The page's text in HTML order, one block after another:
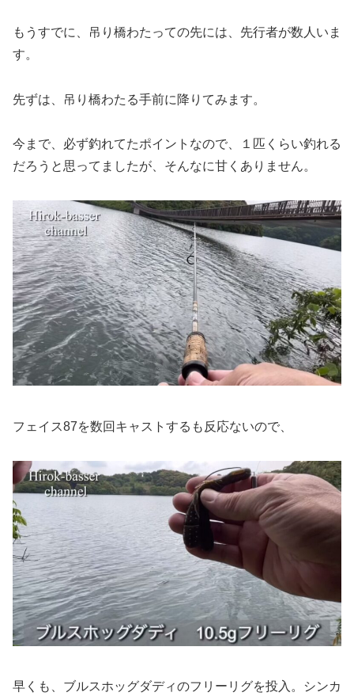
もうすでに、吊り橋わたっての先には、先行者が数人いま
す。
先ずは、吊り橋わたる手前に降りてみます。
今まで、必ず釣れてたポイントなので、１匹くらい釣れる
だろうと思ってましたが、そんなに甘くありません。
フェイス87を数回キャストするも反応ないので、
早くも、ブルスホッグダディのフリーリグを投入。シンカ